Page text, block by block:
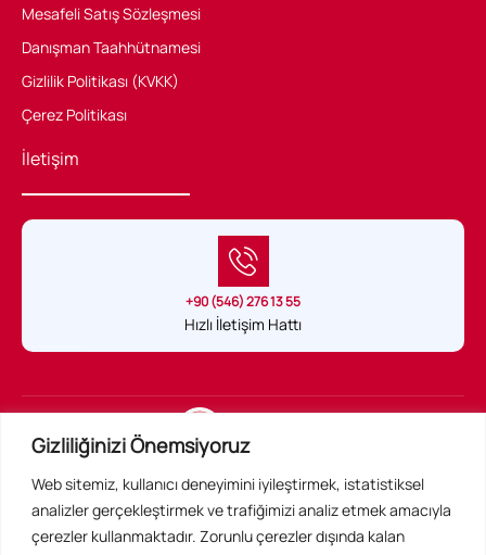
Gizliliğinizi Önemsiyoruz
Web sitemiz, kullanıcı deneyimini iyileştirmek, istatistiksel
analizler gerçekleştirmek ve trafiğimizi analiz etmek amacıyla
çerezler kullanmaktadır. Zorunlu çerezler dışında kalan
Mesafeli Satış Sözleşmesi
Danışman Taahhütnamesi
Gizlilik Politikası (KVKK)
Çerez Politikası
İletişim
+90 (546) 276 13 55
Hızlı İletişim Hattı
Acil Konsültan Resmi Web Sitesidir ©
Tüm Hakları Saklıdır